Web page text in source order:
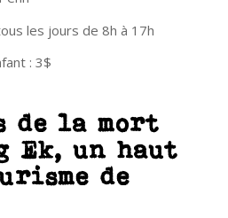
les jours de 8h à 17h
: 3$
de la mort
Ek, un haut
de